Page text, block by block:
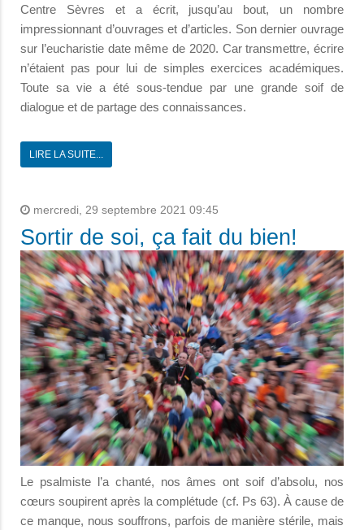
Centre Sèvres et a écrit, jusqu’au bout, un nombre
impressionnant d’ouvrages et d’articles. Son dernier ouvrage
sur l’eucharistie date même de 2020. Car transmettre, écrire
n’étaient pas pour lui de simples exercices académiques.
Toute sa vie a été sous-tendue par une grande soif de
dialogue et de partage des connaissances.
LIRE LA SUITE...
mercredi, 29 septembre 2021 09:45
Sortir de soi, ça fait du bien!
Le psalmiste l’a chanté, nos âmes ont soif d’absolu, nos
cœurs soupirent après la complétude (cf. Ps 63). À cause de
ce manque, nous souffrons, parfois de manière stérile, mais